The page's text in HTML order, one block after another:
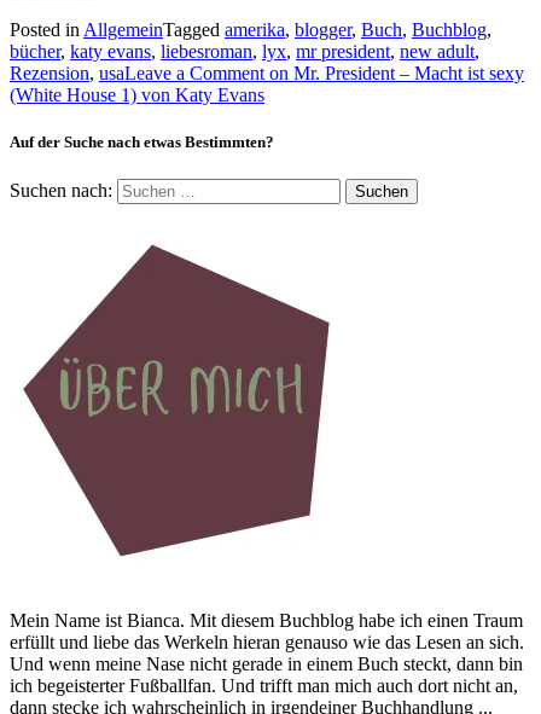
Posted in AllgemeinTagged amerika, blogger, Buch, Buchblog,
bücher, katy evans, liebesroman, lyx, mr president, new adult,
Rezension, usaLeave a Comment on Mr. President – Macht ist sexy
(White House 1) von Katy Evans
Auf der Suche nach etwas Bestimmten?
Suchen nach:
Mein Name ist Bianca. Mit diesem Buchblog habe ich einen Traum
erfüllt und liebe das Werkeln hieran genauso wie das Lesen an sich.
Und wenn meine Nase nicht gerade in einem Buch steckt, dann bin
ich begeisterter Fußballfan. Und trifft man mich auch dort nicht an,
dann stecke ich wahrscheinlich in irgendeiner Buchhandlung ...